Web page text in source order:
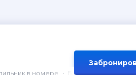
в номере
Балкон